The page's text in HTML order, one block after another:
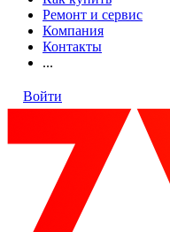
Ремонт и сервис
Компания
Контакты
...
Войти